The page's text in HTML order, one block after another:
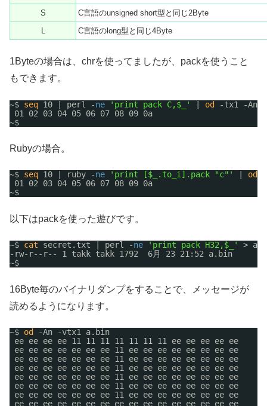
S
C言語のunsigned short型と同じ2Byte
C言語のlong型と同じ4Byte
1Byteの場合は、chrを使ってましたが、packを使うこと
もできます。
~$ seq 10 | perl -ne 'print pack C,$_' od
-tx1 -An
01 02 03 04 05 06 07 08 09 0a
~$
Rubyの場合。
~$ seq 10 | ruby -ne 'print [$_.to_i].pack "c"' od
01 02 03 04 05 06 07 08 09 0a
~$
以下はpackを使った遊びです。
~$ cat secret.txt | perl -ne 'print pack H32,$_'
>
-rw-r--r-- 1 takk takk 1792  6月 23 21:52 a.bin
~$
16Byte毎のバイナリダンプをすることで、メッセージが
読めるようになります。
~$ od
-An -vtx1 a.bin
ee ee ee ee 11 11 11 11 11 11 11 ee ee ee ee ee
ee ee ee ee ee ee ee 11 ee ee ee ee ee ee ee ee
ee ee ee ee ee ee ee 11 ee ee ee ee ee ee ee ee
ee ee ee ee ee ee ee 11 ee ee ee ee ee ee ee ee
ee ee ee ee ee ee ee 11 ee ee ee ee ee ee ee ee
ee ee ee ee ee ee ee 11 ee ee ee ee ee ee ee ee
ee ee ee ee ee ee ee 11 ee ee ee ee ee ee ee ee
ee ee ee ee ee ee ee ee ee ee ee ee ee ee ee ee